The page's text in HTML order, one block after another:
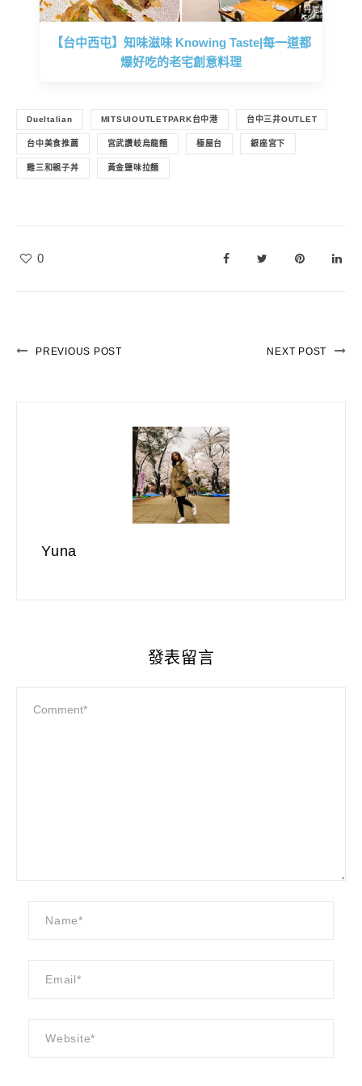
【台中西屯】知味滋味 Knowing Taste|每一道都
爆好吃的老宅創意料理
DueItalian MITSUIOUTLETPARK台中港 台中三井OUTLET
台中美食推薦 宮武讚岐烏龍麵 極屋台 銀座宮下
雞三和親子丼 黃金鹽味拉麵
0
PREVIOUS POST NEXT POST
Yuna
發表留言